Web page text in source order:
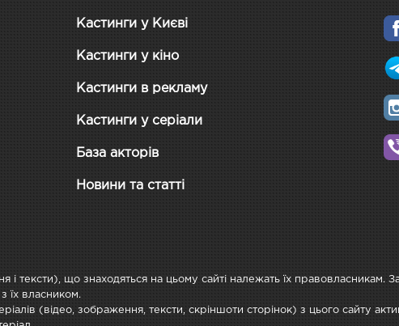
Кастинги у Києві
Кастинги у кіно
Кастинги в рекламу
Кастинги у серіали
База акторів
Новини та статті
і тексти), що знаходяться на цьому сайті належать їх правовласникам.
їх власником.
(відео, зображення, тексти, скріншоти сторінок) з цього сайту